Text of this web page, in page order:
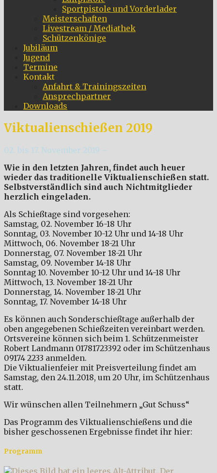
Sportpistole und Vorderlader
Meisterschaften
Livestream / Mediathek
Schützenkönige
Jubiläum
Jugend
Termine
Kontakt
Anfahrt & Trainingszeiten
Ansprechpartner
Downloads
Viktualienschießen 2019
02. bis 17. November 2019 –
Wie in den letzten Jahren, findet auch heuer
wieder das traditionelle Viktualienschießen statt.
Selbstverständlich sind auch Nichtmitglieder
herzlich eingeladen.
Als Schießtage sind vorgesehen:
Samstag, 02. November 16-18 Uhr
Sonntag, 03. November 10-12 Uhr und 14-18 Uhr
Mittwoch, 06. November 18-21 Uhr
Donnerstag, 07. November 18-21 Uhr
Samstag, 09. November 14-18 Uhr
Sonntag 10. November 10-12 Uhr und 14-18 Uhr
Mittwoch, 13. November 18-21 Uhr
Donnerstag, 14. November 18-21 Uhr
Sonntag, 17. November 14-18 Uhr
Es können auch Sonderschießtage außerhalb der
oben angegebenen Schießzeiten vereinbart werden.
Ortsvereine können sich beim 1. Schützenmeister
Robert Landmann 01781723392 oder im Schützenhaus
09174 2233 anmelden.
Die Viktualienfeier mit Preisverteilung findet am
Samstag, den 24.11.2018, um 20 Uhr, im Schützenhaus
statt.
Wir wünschen allen Teilnehmern „Gut Schuss“
Das Programm des Viktualienschießens und die
bisher geschossenen Ergebnisse findet ihr hier:
Programm